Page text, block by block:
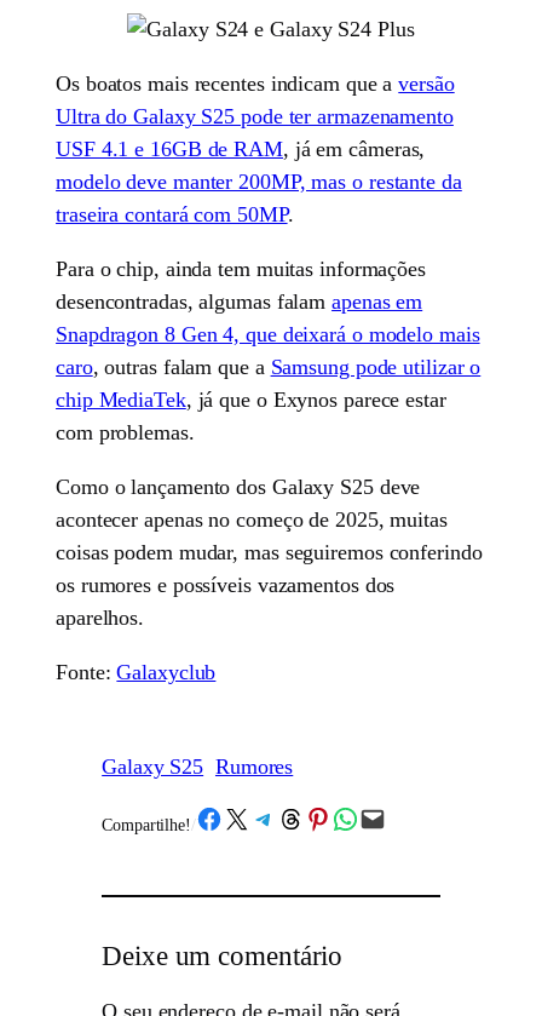
Os boatos mais recentes indicam que aversão
Ultra do Galaxy S25 pode ter armazenamento
USF 4.1 e 16GB de RAM, já em câmeras,
modelo deve manter 200MP, mas o restante da
traseira contará com 50MP.
Para o chip, ainda tem muitas informações
desencontradas, algumas falamapenas em
Snapdragon 8 Gen 4, que deixará o modelo mais
caro, outras falam que a Samsung pode utilizar o
chip MediaTek, já que o Exynos parece estar
com problemas.
Como o lançamento dos Galaxy S25 deve
acontecer apenas no começo de 2025, muitas
coisas podem mudar, mas seguiremos conferindo
os rumores e possíveis vazamentos dos
aparelhos.
Fonte:Galaxyclub
Galaxy S25 Rumores
Compartilhe! /Share on Facebook
Share on X Share on Telegram
Share on Threads
Share on Pinterest
Share on WhatsApp
Email this Page
Deixe um comentário
O seu endereço de e-mail não será